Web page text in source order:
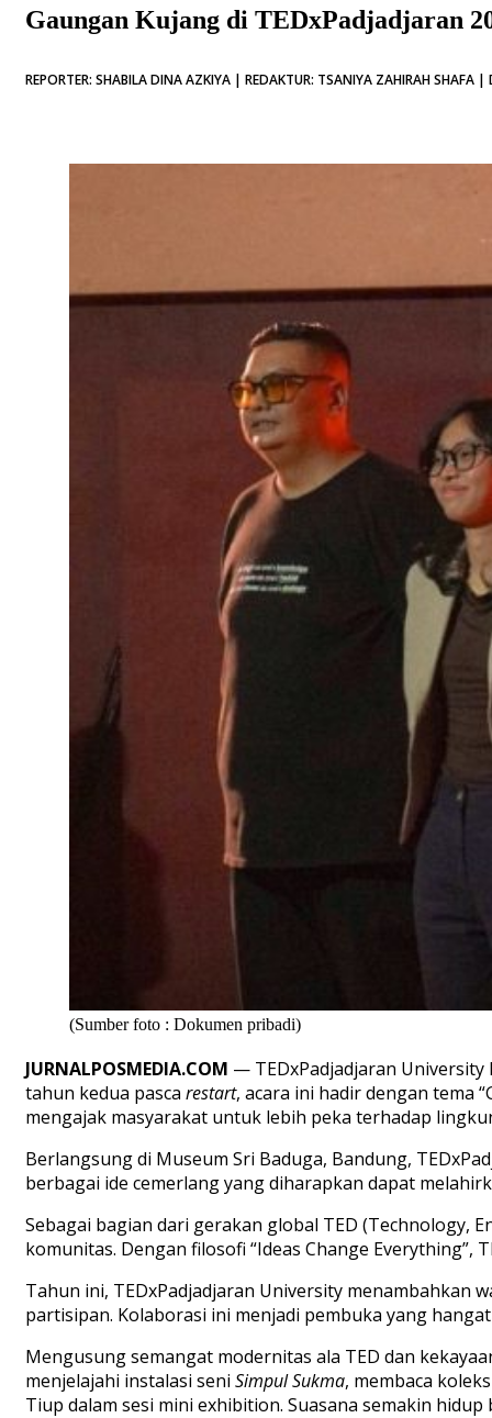
Gaungan Kujang di TEDxPadjadjaran
REPORTER: SHABILA DINA AZKIYA | REDAKTUR: TSANIYA ZAHIRAH SHAFA |
(Sumber foto : Dokumen pribadi)
JURNALPOSMEDIA.COM — TEDxPadjadjaran
tahun kedua pasca restart, acara ini hadir dengan tema
mengajak masyarakat untuk lebih peka terhadap
Berlangsung di Museum Sri Baduga, Bandung,
berbagai ide cemerlang yang diharapkan dapat
Sebagai bagian dari gerakan global TED (Technology,
komunitas. Dengan filosofi “Ideas Change
Tahun ini, TEDxPadjadjaran University menambahkan
partisipan. Kolaborasi ini menjadi pembuka yang
Mengusung semangat modernitas ala TED dan
menjelajahi instalasi seni Simpul Sukma, membaca
Tiup dalam sesi mini exhibition. Suasana semakin